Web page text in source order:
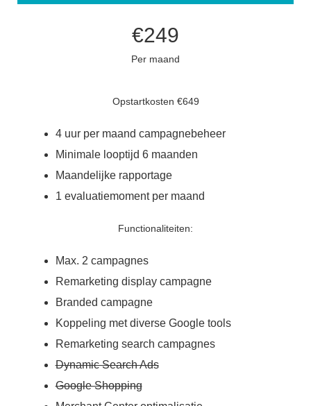
€249
Per maand
Opstartkosten €649
4 uur per maand campagnebeheer
Minimale looptijd 6 maanden
Maandelijke rapportage
1 evaluatiemoment per maand
Functionaliteiten:
Max. 2 campagnes
Remarketing display campagne
Branded campagne
Koppeling met diverse Google tools
Remarketing search campagnes
Dynamic Search Ads
Google Shopping